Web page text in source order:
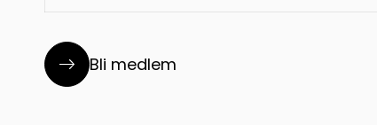
Bli medlem